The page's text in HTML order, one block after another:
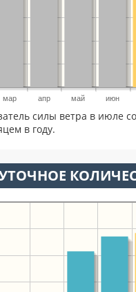
мар апр май июн
силы ветра в июле
в году.